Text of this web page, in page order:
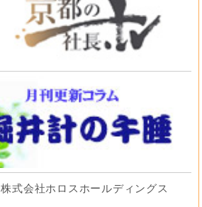
株式会社ホロスホールディングス